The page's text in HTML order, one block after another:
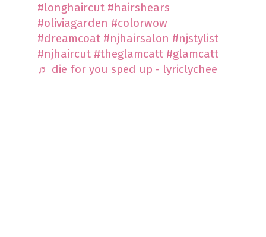
#longhaircut #hairshears
#oliviagarden #colorwow
#dreamcoat #njhairsalon #njstylist
#njhaircut #theglamcatt #glamcatt
♬ die for you sped up - lyriclychee